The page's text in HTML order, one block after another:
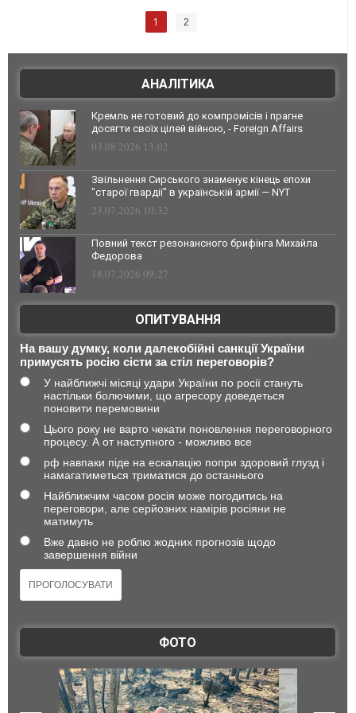
1 2
АНАЛІТИКА
Кремль не готовий до компромісів і прагне
досягти своїх цілей війною, - Foreign Affairs
03.08.2026 13:02
Звільнення Сирського знаменує кінець епохи
"старої гвардії" в українській армії — NYT
23.07.2026 10:32
Повний текст резонансного брифінга Михайла
Федорова
18.07.2026 09:27
ОПИТУВАННЯ
На вашу думку, коли далекобійні санкції України
примусять росію сісти за стіл переговорів?
У найближчі місяці удари України по росії стануть
настільки болючими, що агресору доведеться
поновити перемовини
Цього року не варто чекати поновлення переговорного
процесу. А от наступного - можливо все
рф навпаки піде на ескалацію попри здоровий глузд і
намагатиметься триматися до останнього
Найближчим часом росія може погодитись на
переговори, але серйозних намірів росіяни не
матимуть
Вже давно не роблю жодних прогнозів щодо
завершення війни
ФОТО